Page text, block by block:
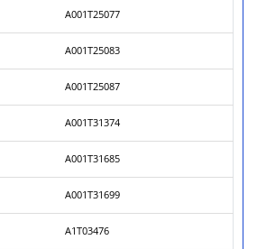
A001T25077
A001T25083
A001T25087
A001T31374
A001T31685
A001T31699
A1T03476